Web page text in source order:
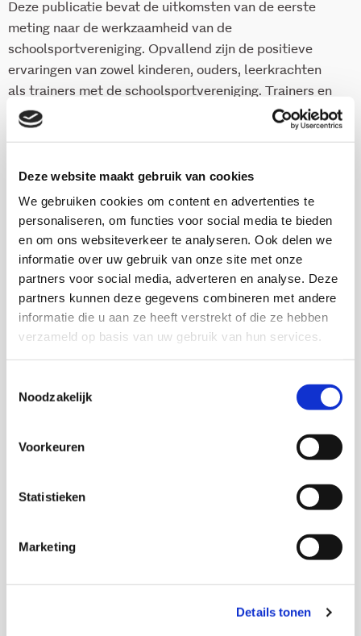
Deze website maakt gebruik van cookies
We gebruiken cookies om content en advertenties te
personaliseren, om functies voor social media te bieden
en om ons websiteverkeer te analyseren. Ook delen we
informatie over uw gebruik van onze site met onze
partners voor social media, adverteren en analyse. Deze
partners kunnen deze gegevens combineren met andere
informatie die u aan ze heeft verstrekt of die ze hebben
verzameld op basis van uw gebruik van hun services.
Noodzakelijk
Voorkeuren
Statistieken
Marketing
Details tonen
Deze publicatie bevat de uitkomsten van de eerste
meting naar de werkzaamheid van de
schoolsportvereniging. Opvallend zijn de positieve
ervaringen van zowel kinderen, ouders, leerkrachten
als trainers met de schoolsportvereniging. Trainers en
leerkrachten zijn vooral tevreden omdat zij menen dat
de opzet van de schoolsportvereniging bijdraagt aan
een gevoel van eigenwaarde, leren met gedragsregels
omgaan en ontwikkelen sociale competenties.
Download deze publicatie
Onderzoekers
Nanne Boonstra
Ron van Wonderen